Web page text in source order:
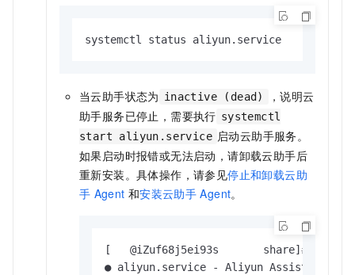
systemctl status aliyun.service
当云助手状态为 inactive (dead)
，说明云
助手服务已停止，需要执行 systemctl
start aliyun.service 启动云助手服务。
如果启动时报错或无法启动，请卸载云助手后
重新安装。具体操作，请参见停止和卸载云助
手 Agent 和安装云助手 Agent。
[   @iZuf68j5ei93s       share] #
● aliyun.service - Aliyun Assist